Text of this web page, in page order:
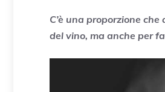
C’è una proporzione
del vino, ma anche per